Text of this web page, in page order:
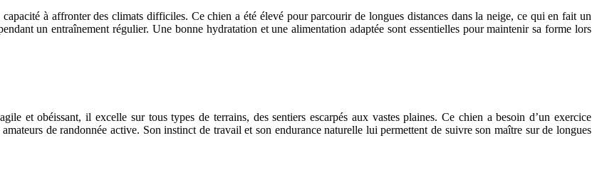
à affronter des climats difficiles. Ce chien a été élevé pour parcourir de longues distances dans la neige, ce qui en fait un
un entraînement régulier. Une bonne hydratation et une alimentation adaptée sont essentielles pour maintenir sa forme lors
et obéissant, il excelle sur tous types de terrains, des sentiers escarpés aux vastes plaines. Ce chien a besoin d’un exercice
de randonnée active. Son instinct de travail et son endurance naturelle lui permettent de suivre son maître sur de longues